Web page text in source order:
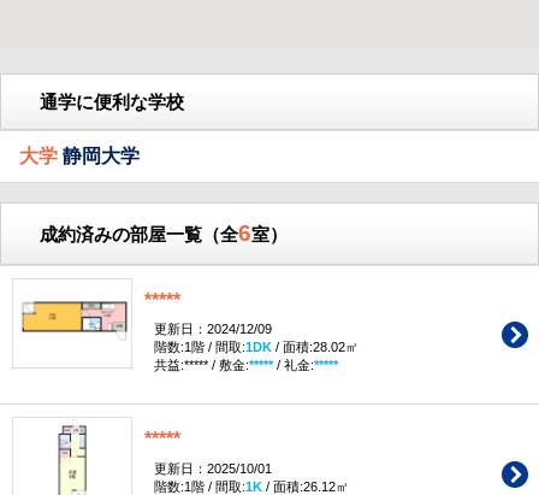
通学に便利な学校
大学 静岡大学
成約済みの部屋一覧（全6室）
*****
更新日：2024/12/09
階数:1階 / 間取:1DK / 面積:28.02㎡
共益:***** / 敷金:*****/ 礼金:*****
*****
更新日：2025/10/01
階数:1階 / 間取:1K / 面積:26.12㎡